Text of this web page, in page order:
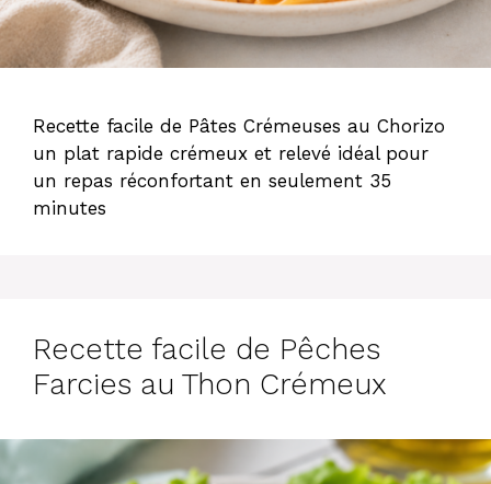
Recette facile de Pâtes Crémeuses au Chorizo
un plat rapide crémeux et relevé idéal pour
un repas réconfortant en seulement 35
minutes
Recette facile de Pêches
Farcies au Thon Crémeux